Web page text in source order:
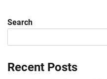
Search
Recent Posts